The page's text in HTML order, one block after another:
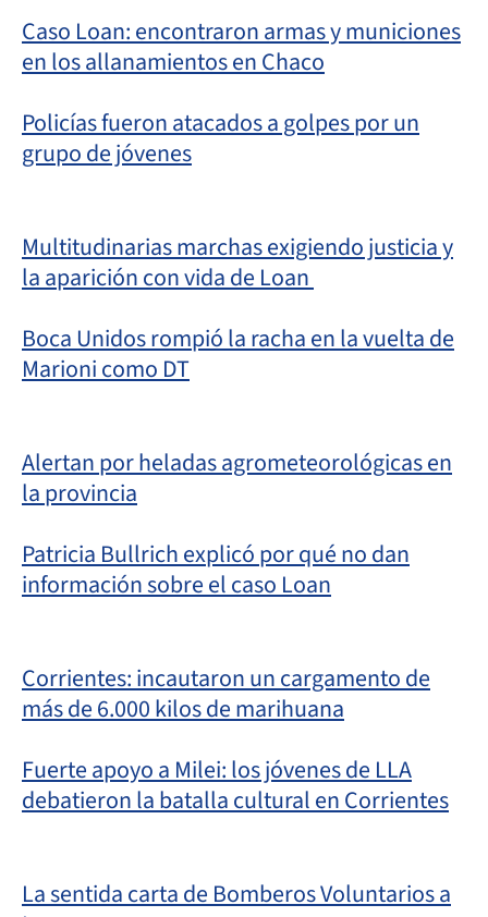
Caso Loan: encontraron armas y municiones
en los allanamientos en Chaco
Policías fueron atacados a golpes por un
grupo de jóvenes
Multitudinarias marchas exigiendo justicia y
la aparición con vida de Loan
Boca Unidos rompió la racha en la vuelta de
Marioni como DT
Alertan por heladas agrometeorológicas en
la provincia
Patricia Bullrich explicó por qué no dan
información sobre el caso Loan
Corrientes: incautaron un cargamento de
más de 6.000 kilos de marihuana
Fuerte apoyo a Milei: los jóvenes de LLA
debatieron la batalla cultural en Corrientes
La sentida carta de Bomberos Voluntarios a